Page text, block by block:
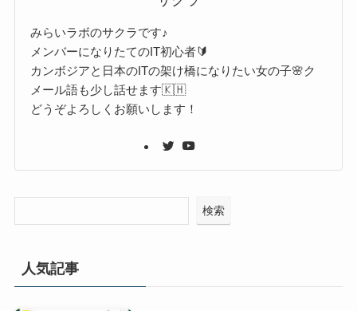
みらいラボのサクラです♪
メンバーになりたてのIT初心者🔰
カンボジアと日本のITの架け橋になりたい女の子🌸ク
メール語も少し話せます🇰🇭
どうぞよろしくお願いします！
検索
人気記事